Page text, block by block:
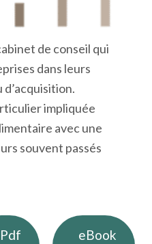
de conseil qui
dans leurs
impliquée
avec une
souvent passés
Pdf
eBook